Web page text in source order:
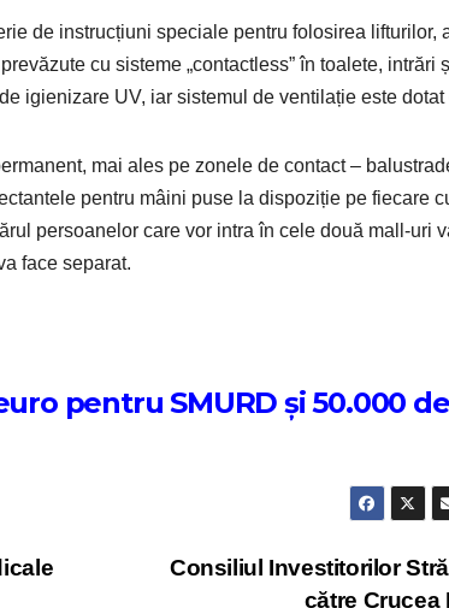
de instrucțiuni speciale pentru folosirea lifturilor,
cu sisteme „contactless” în toalete, intrări
igienizare UV, iar sistemul de ventilație este
mai ales pe zonele de contact –
pentru mâini puse la dispoziție pe fiecare
persoanelor care vor intra în cele două mall-uri
face separat.
pentru SMURD și 50.000
Consiliul Investitorilor
către Crucea